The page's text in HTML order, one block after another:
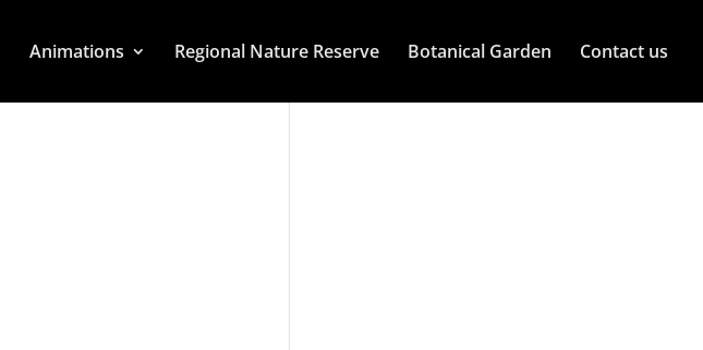
Animations Regional Nature Reserve Botanical Garden Contact us